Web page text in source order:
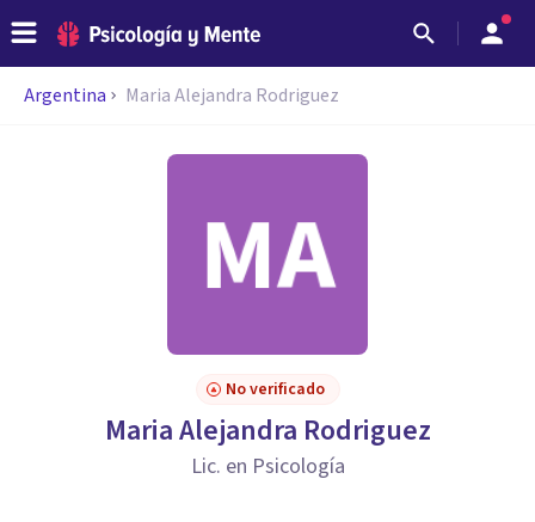
Argentina Maria Alejandra Rodriguez
No verificado
Maria Alejandra Rodriguez
Lic. en Psicología